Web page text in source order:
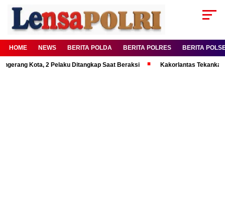
HOME NEWS BERITA POLDA BERITA POLRES BERITA
2 Pelaku Ditangkap Saat Beraksi Kakorlantas Tekankan Mental